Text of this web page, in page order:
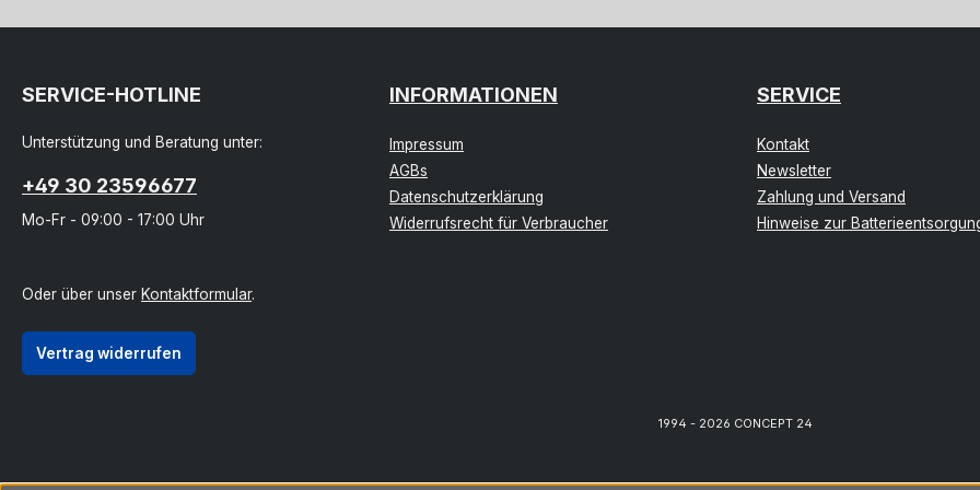
SERVICE-HOTLINE
Unterstützung und Beratung unter:
+49 30 23596677
Mo-Fr - 09:00 - 17:00 Uhr
Oder über unser Kontaktformular.
Vertrag widerrufen
INFORMATIONEN
Impressum
AGBs
Datenschutzerklärung
Widerrufsrecht für Verbraucher
SERVICE
Kontakt
Newsletter
Zahlung und Versand
Hinweise zur
1994 - 2026 CONCEPT 24